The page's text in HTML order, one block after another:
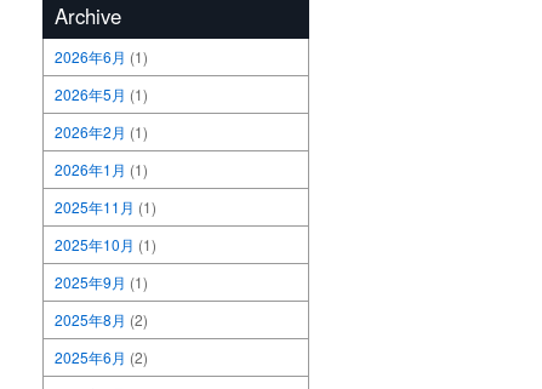
Archive
2026年6月 (1)
2026年5月 (1)
2026年2月 (1)
2026年1月 (1)
2025年11月 (1)
2025年10月 (1)
2025年9月 (1)
2025年8月 (2)
2025年6月 (2)